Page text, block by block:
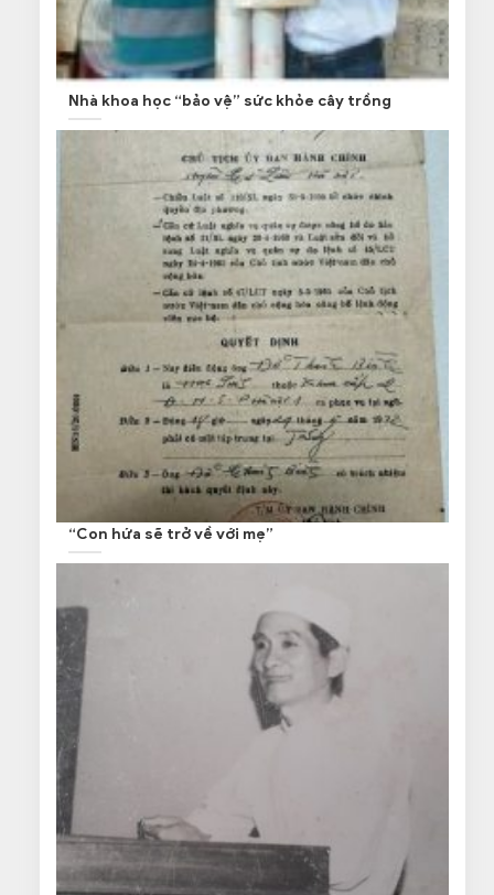
Nhà khoa học “bảo vệ” sức khỏe cây trồng
“Con hứa sẽ trở về với mẹ”